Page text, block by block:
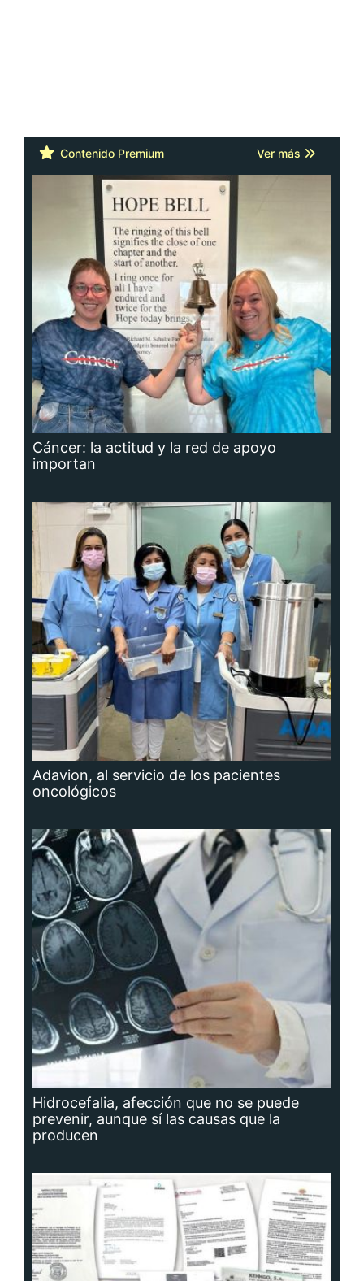
Contenido Premium Ver más
Cáncer: la actitud y la red de apoyo
importan
Adavion, al servicio de los pacientes
oncológicos
Hidrocefalia, afección que no se puede
prevenir, aunque sí las causas que la
producen